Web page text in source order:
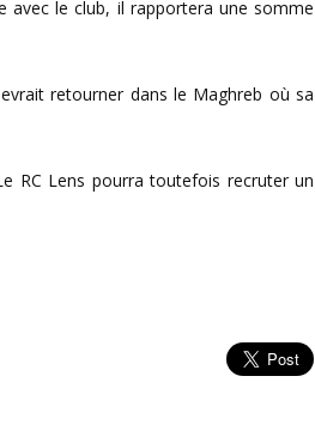
avec le club, il rapportera une somme
retourner dans le Maghreb où sa
RC Lens pourra toutefois recruter un